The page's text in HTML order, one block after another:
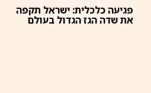
פגיעה כלכלית: ישראל תקפה
את שדה הגז הגדול בעולם